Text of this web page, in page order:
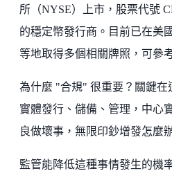
所（NYSE）上市，股票代號
的穩定幣發行商。目前已在美
等地取得多個相關牌照，可參
為什麼 "合規" 很重要？關鍵
實體發行、儲備、管理，中心
良做壞事，無限印鈔增發怎麼
監管能降低這種事情發生的機